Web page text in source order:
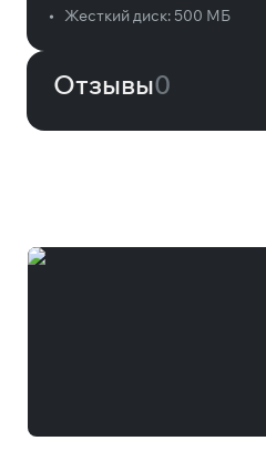
•
Жесткий диск: 500 МБ
Отзывы0